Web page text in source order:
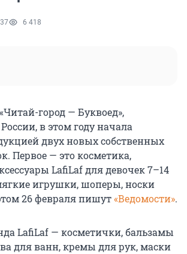
6 418
город — Буквоед»,
в этом году начала
двух новых собственных
Первое — это косметика,
LafiLaf для девочек 7–14
игрушки, шоперы, носки
26 февраля пишут«Ведомости».
LafiLaf — косметички, бальзамы
для ванн, кремы для рук, маски